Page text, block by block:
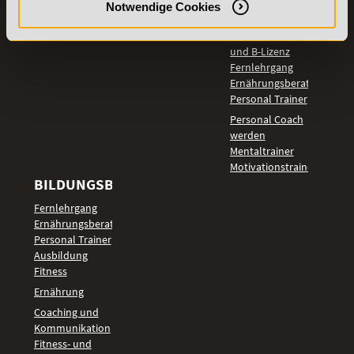
Notwendige Cookies
LEHRGÄNGE
und B-Lizenz
Fernlehrgang
Ernährungsberater
Personal Trainer
Personal Coach
werden
Mentaltrainer
Motivationstrainer
BILDUNGSBEREICHE
Fernlehrgang
Ernährungsberater
Personal Trainer
Ausbildung
Fitness
Ernährung
Coaching und
Kommunikation
Fitness- und